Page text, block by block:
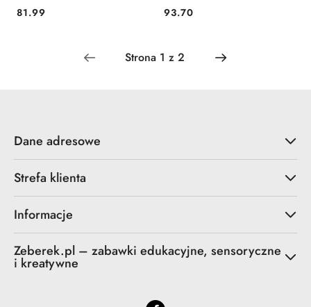
Cena:
81.99 Cena:
93.70
Dane adresowe
Strefa klienta
Informacje
Zeberek.pl – zabawki edukacyjne, sensoryczne
i kreatywne